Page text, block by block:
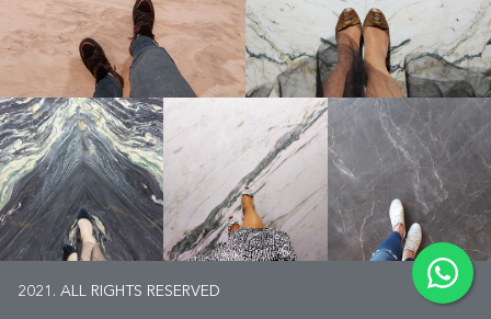
2021. ALL RIGHTS RESERVED